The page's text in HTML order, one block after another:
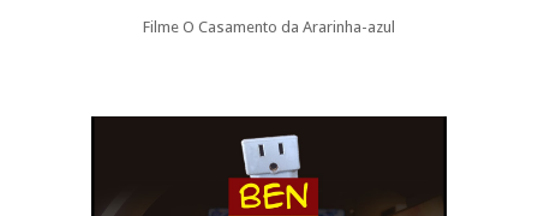
Filme O Casamento da Ararinha-azul